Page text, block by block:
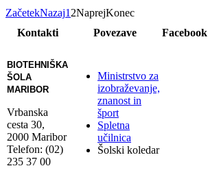
ZačetekNazaj1 2NaprejKonec
Kontakti
Povezave Facebook
BIOTEHNIŠKA
ŠOLA
MARIBOR
Vrbanska
cesta 30,
2000 Maribor
Telefon: (02)
235 37 00
Ministrstvo za
izobraževanje,
znanost in
šport
Spletna
učilnica
Šolski koledar